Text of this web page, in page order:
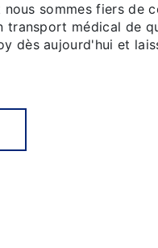
sommes fiers de
transport médical de
dès aujourd'hui et